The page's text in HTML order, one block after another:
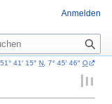
51° 41′ 15″ N 7° 45′ 46″ O
Anmelden